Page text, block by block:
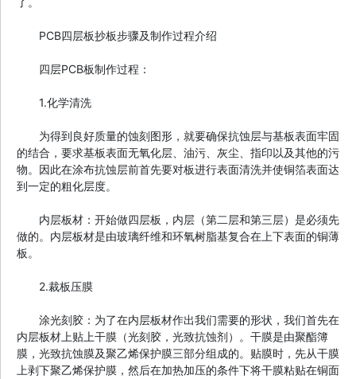
PCB四层板抄板步骤及制作过程介绍
四层PCB板制作过程：
1.化学清洗
为得到良好质量的蚀刻图形，就要确保抗蚀层与基板表面牢固
的结合，要求基板表面无氧化层、油污、灰尘、指印以及其他的污
物。因此在涂布抗蚀层前首先要对板进行表面清洗并使铜箔表面达
到一定的粗化层度。
内层板材：开始做四层板，内层（第二层和第三层）是必须先
做的。内层板材是由玻璃纤维和环氧树脂基复合在上下表面的铜薄
板。
2.裁板压膜
涂光刻胶：为了在内层板材作出我们需要的形状，我们首先在
内层板材上贴上干膜（光刻胶，光致抗蚀剂）。干膜是由聚酯簿
膜，光致抗蚀膜及聚乙烯保护膜三部分组成的。贴膜时，先从干膜
上剥下聚乙烯保护膜，然后在加热加压的条件下将干膜粘贴在铜面